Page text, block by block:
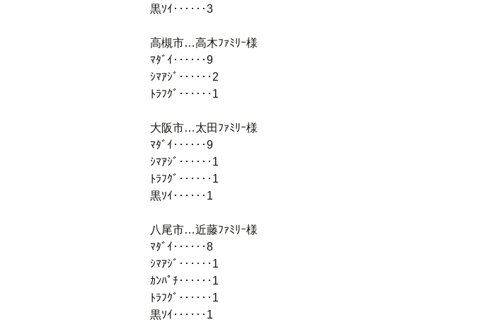
黒ｿｲ‥‥‥3
高槻市…高木ﾌｧﾐﾘｰ様
ﾏﾀﾞｲ‥‥‥9
ｼﾏｱｼﾞ‥‥‥2
ﾄﾗﾌｸﾞ‥‥‥1
大阪市…太田ﾌｧﾐﾘｰ様
ﾏﾀﾞｲ‥‥‥9
ｼﾏｱｼﾞ‥‥‥1
ﾄﾗﾌｸﾞ‥‥‥1
黒ｿｲ‥‥‥1
八尾市…近藤ﾌｧﾐﾘｰ様
ﾏﾀﾞｲ‥‥‥8
ｼﾏｱｼﾞ‥‥‥1
ｶﾝﾊﾟﾁ‥‥‥1
ﾄﾗﾌｸﾞ‥‥‥1
黒ｿｲ‥‥‥1